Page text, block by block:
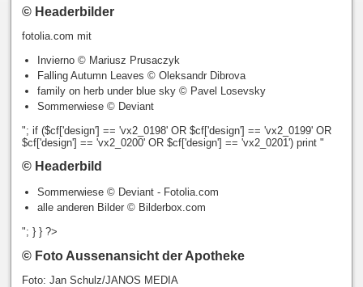
© Headerbilder
fotolia.com mit
Invierno © Mariusz Prusaczyk
Falling Autumn Leaves © Oleksandr Dibrova
family on herb under blue sky © Pavel Losevsky
Sommerwiese © Deviant
"; if ($cf['design'] == 'vx2_0198' OR $cf['design'] == 'vx2_0199' OR
$cf['design'] == 'vx2_0200' OR $cf['design'] == 'vx2_0201') print "
© Headerbild
Sommerwiese © Deviant - Fotolia.com
alle anderen Bilder © Bilderbox.com
"; } } ?>
© Foto Aussenansicht der Apotheke
Foto: Jan Schulz/JANOS MEDIA